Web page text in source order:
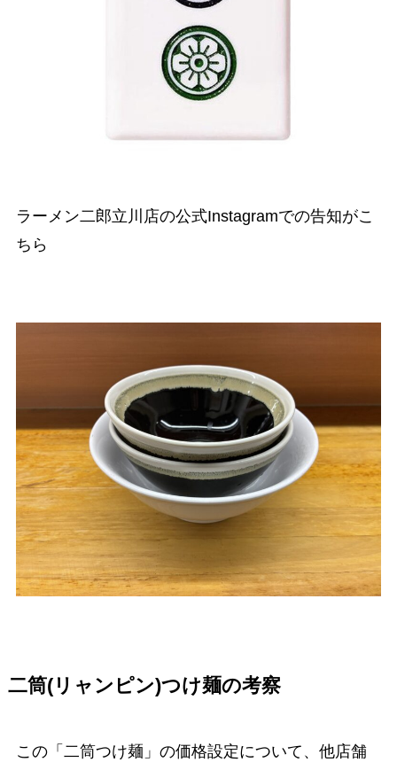
ラーメン二郎立川店の公式Instagramでの告知がこ
ちら
二筒(リャンピン)つけ麺の考察
この「二筒つけ麺」の価格設定について、他店舗